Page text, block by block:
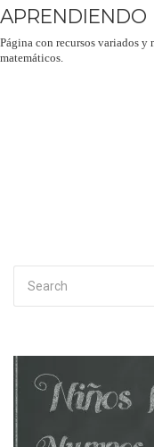
APRENDIENDO
Página con recursos variados
matemáticos.